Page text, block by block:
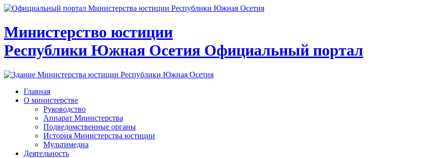
Министерство юстиции
Республики Южная Осетия Официальный портал
Главная
О министерстве
Руководство
Аппарат Министерства
Подведомственные органы
История Министерства юстиции
Мультимедиа
Деятельность